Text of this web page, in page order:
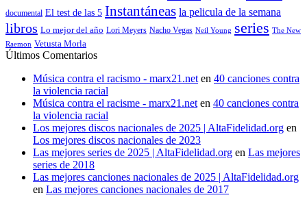
documental El test de las 5 Instantáneas la pelicula de la semana
libros Lo mejor del año Lori Meyers Nacho Vegas Neil Young series The New
Raemon Vetusta Morla
Últimos Comentarios
Música contra el racismo - marx21.neten 40 canciones contra
la violencia racial
Música contra el racisme - marx21.neten 40 canciones contra
la violencia racial
Los mejores discos nacionales de 2025 | AltaFidelidad.org en
Los mejores discos nacionales de 2023
Las mejores series de 2025 | AltaFidelidad.org en Las mejores
series de 2018
Las mejores canciones nacionales de 2025 | AltaFidelidad.org
en Las mejores canciones nacionales de 2017